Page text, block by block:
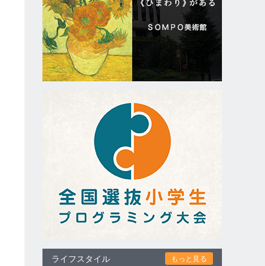
ライフスタイル もっと見る